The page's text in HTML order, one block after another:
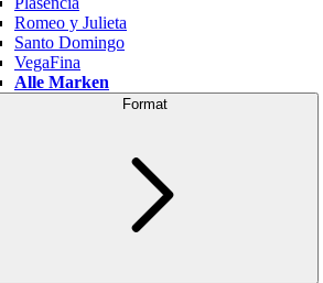
Romeo y Julieta
Santo Domingo
VegaFina
Alle Marken
Format